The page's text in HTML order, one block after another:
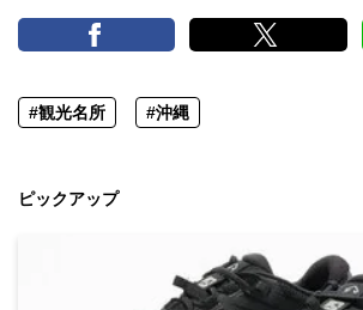
#観光名所 #沖縄
ピックアップ